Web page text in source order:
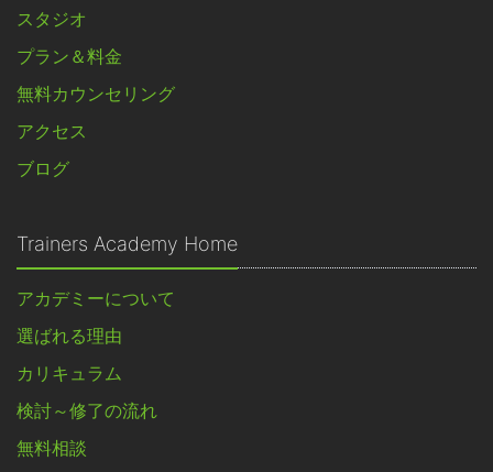
スタジオ
プラン＆料金
無料カウンセリング
アクセス
ブログ
Trainers Academy Home
アカデミーについて
選ばれる理由
カリキュラム
検討～修了の流れ
無料相談